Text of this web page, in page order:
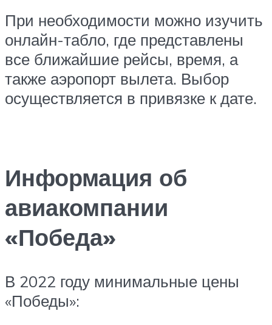
При необходимости можно изучить
онлайн-табло, где представлены
все ближайшие рейсы, время, а
также аэропорт вылета. Выбор
осуществляется в привязке к дате.
Информация об
авиакомпании
«Победа»
В 2022 году минимальные цены
«Победы»: